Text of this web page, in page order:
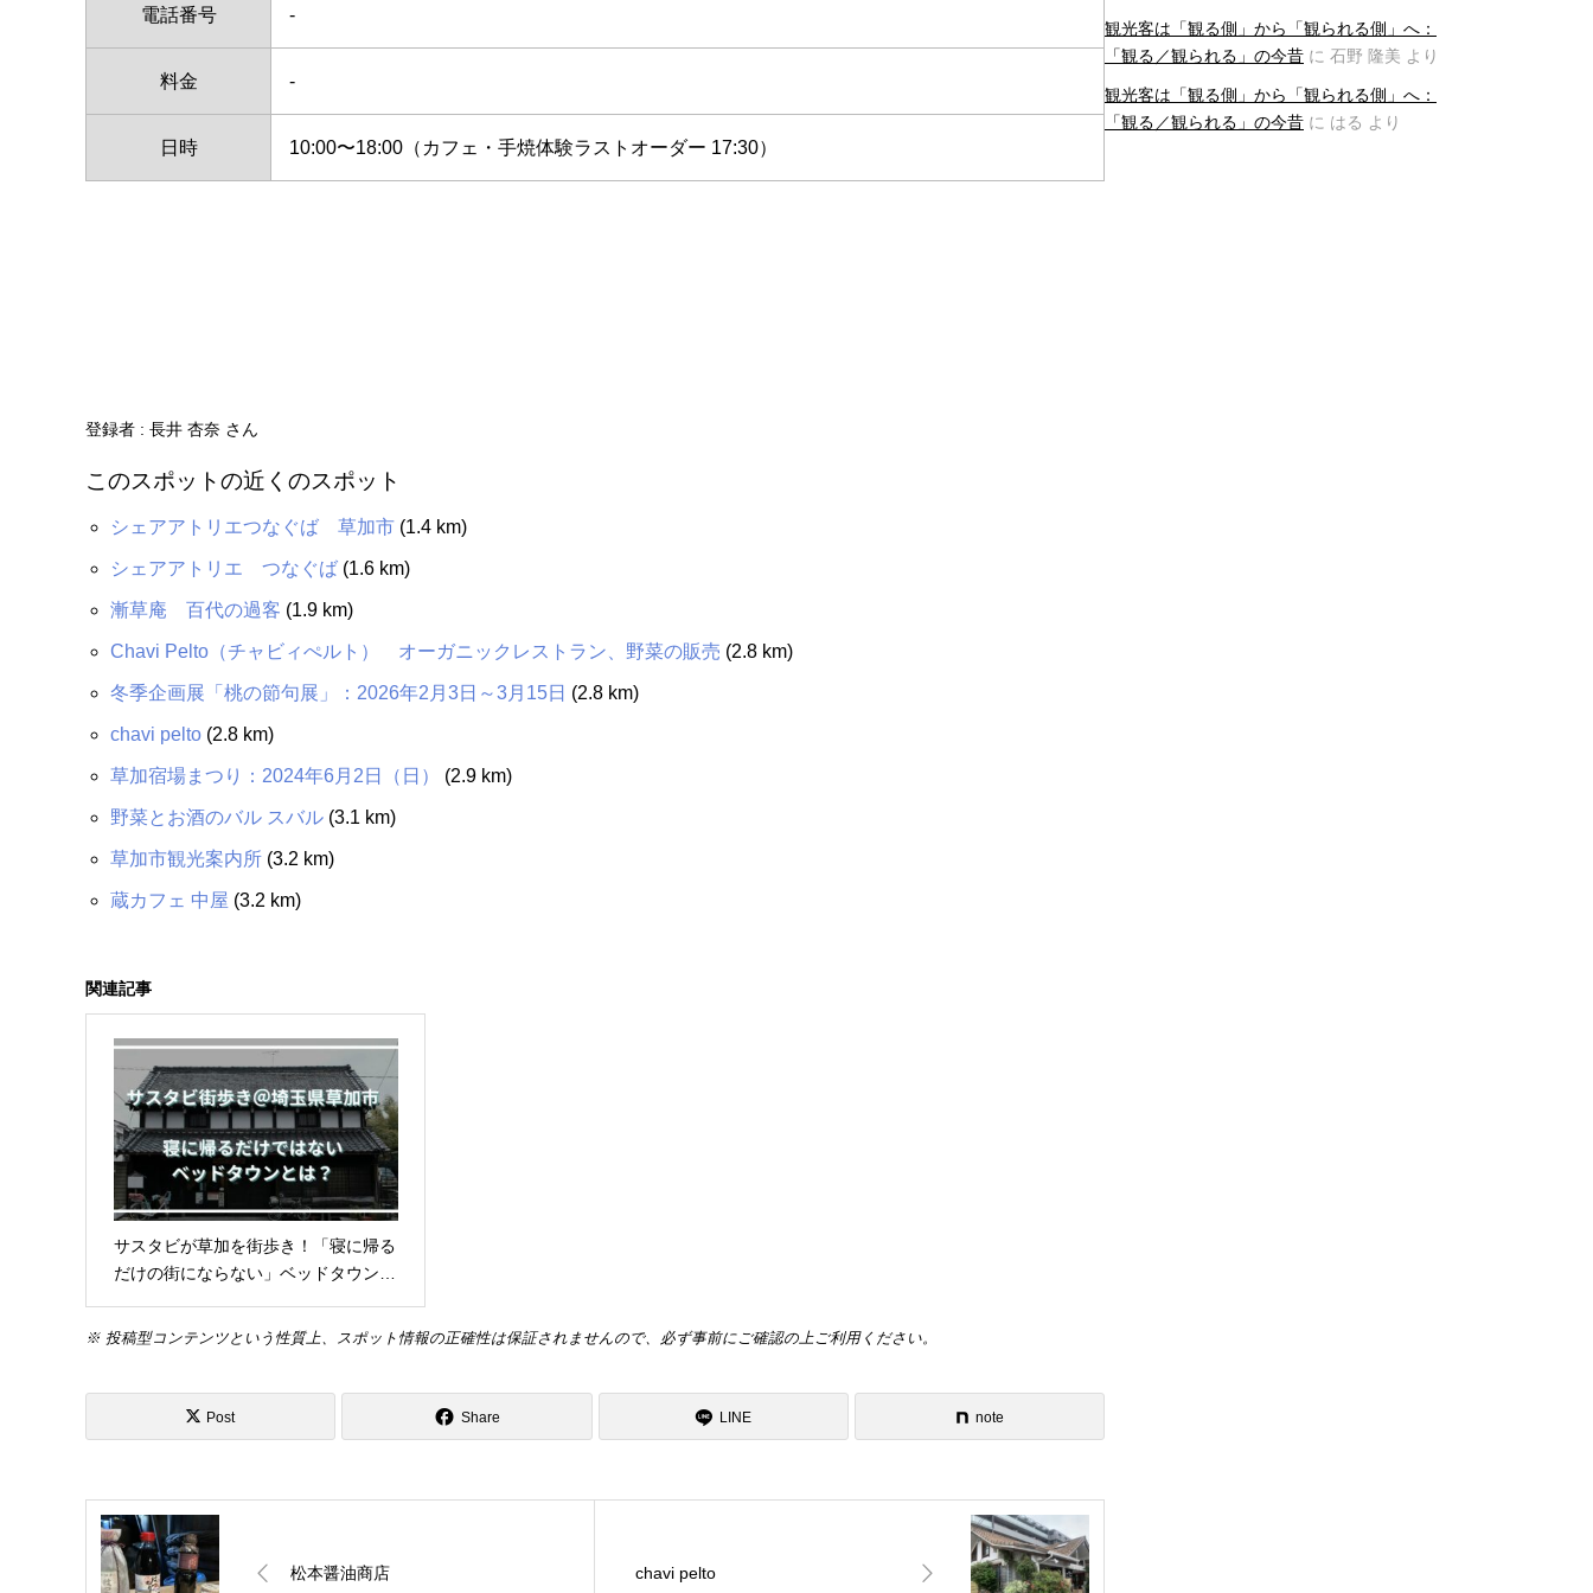
電話番号 -
料金 -
日時 10:00〜18:00（カフェ・手焼体験ラストオーダー 17:30）
登録者 : 長井 杏奈 さん
このスポットの近くのスポット
シェアアトリエつなぐば 草加市(1.4 km)
シェアアトリエ つなぐば(1.6 km)
漸草庵 百代の過客 (1.9 km)
Chavi Pelto（チャビィぺルト） オーガニックレストラン、野菜の販売 (2.8 km)
冬季企画展「桃の節句展」：2026年2月3日～3月15日 (2.8 km)
chavi pelto(2.8 km)
草加宿場まつり：2024年6月2日（日） (2.9 km)
野菜とお酒のバル スバル(3.1 km)
草加市観光案内所(3.2 km)
蔵カフェ 中屋 (3.2 km)
関連記事
サスタビが草加を街歩き！「寝に帰る
だけの街にならない」ベッドタウン…
※ 投稿型コンテンツという性質上、スポット情報の正確性は保証されませんので、必ず事前にご確認の上ご利用ください。
Post Share LINE note
松本醤油商店 chavi pelto
観光客は「観る側」から「観られる側」へ：
「観る／観られる」の今昔 に 石野 隆美 より
観光客は「観る側」から「観られる側」へ：
「観る／観られる」の今昔 に はる より